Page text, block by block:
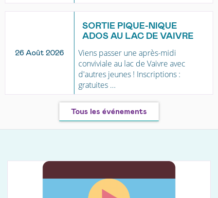
26 Août 2026
SORTIE PIQUE-NIQUE
ADOS AU LAC DE VAIVRE
Viens passer une après-midi
conviviale au lac de Vaivre avec
d'autres jeunes ! Inscriptions :
gratuites ...
Tous les événements